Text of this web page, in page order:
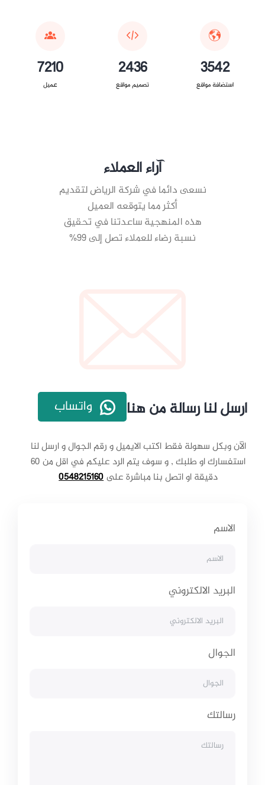
3542
استضافة مواقع
2436
تصميم مواقع
7210
عميل
آراء العملاء
نسعى دائما في شركة الرياض لتقديم
أكثر مما يتوقعه العميل
هذه المنهجية ساعدتنا في تحقيق
نسبة رضاء للعملاء تصل إلى 99%
ارسل لنا رسالة من هنا واتساب
الآن وبكل سهولة فقط اكتب الايميل و رقم الجوال و ارسل لنا
استفسارك او طلبك , و سوف يتم الرد عليكم في اقل من 60
دقيقة او اتصل بنا مباشرة على0548215160
الاسم
البريد الالكتروني
الجوال
رسالتك